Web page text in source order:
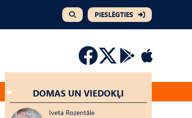
PIESLĒGTIES
DOMAS UN VIEDOKĻI
Iveta Rozentāle